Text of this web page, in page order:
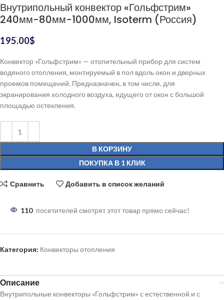
Внутрипольный конвектор «Гольфстрим»
240мм-80мм-1000мм, Isoterm (Россия)
195.00$
Конвектор «Гольфстрим» — отопительный прибор для систем
водяного отопления, монтируемый в пол вдоль окон и дверных
проемов помещений. Предназначен, в том числе, для
экранирования холодного воздуха, идущего от окон с большой
площадью остекления.
В КОРЗИНУ
ПОКУПКА В 1 КЛИК
Сравнить Добавить в список желаний
110 посетителей смотрят этот товар прямо сейчас!
Категория: Конвекторы отопления
Описание
Внутрипольные конвекторы «Гольфстрим» с естественной и с